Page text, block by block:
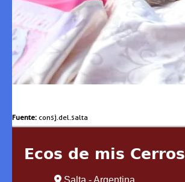
Fuente: consj.del.salta
Ecos de mis Cerros
Salta - Argentina